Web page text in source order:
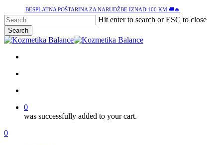
to
main
content
BESPLATNA POŠTARINA ZA NARUDŽBE IZNAD 100 KM 🚚🔥
Hit enter to search or ESC to close
Search
Close
0
was successfully added to your cart.
Menu
search
account
0